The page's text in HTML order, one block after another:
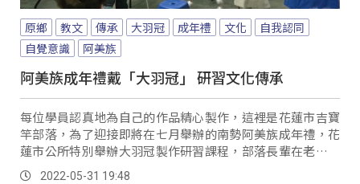
原鄉 教文 傳承 大羽冠 成年禮 文化
自我認同
自覺意識
阿美族
阿美族成年禮戴「大羽冠」 研習文化傳承
每位學員認真地為自己的作品精心製作，這裡是花蓮市吉寶
竿部落，為了迎接即將在七月舉辦的南勢阿美族成年禮，花
蓮市公所特別舉辦大羽冠製作研習課程，部落長輩在老師指
導下，一針一線為孩子們縫製充滿祝福的頭飾，藉...。
2022-05-31 19:48